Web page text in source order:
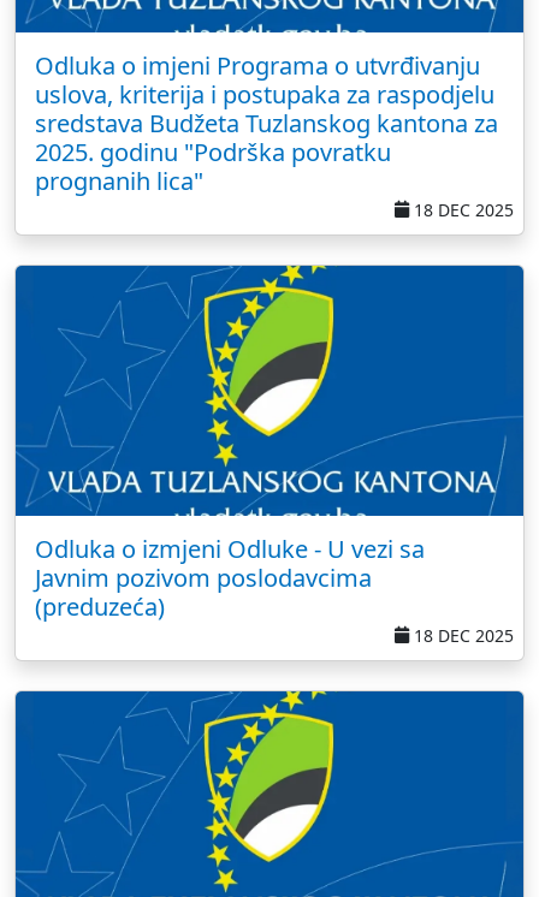
Odluka o imjeni Programa o utvrđivanju
uslova, kriterija i postupaka za raspodjelu
sredstava Budžeta Tuzlanskog kantona za
2025. godinu "Podrška povratku
prognanih lica"
18 DEC 2025
Odluka o izmjeni Odluke - U vezi sa
Javnim pozivom poslodavcima
(preduzeća)
18 DEC 2025